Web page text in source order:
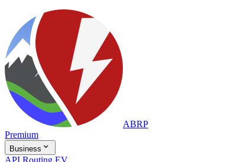
ABRP
Premium
Business 
API Routing EV